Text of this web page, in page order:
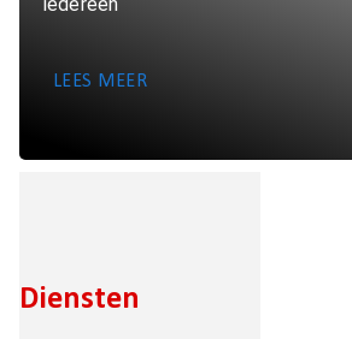
LEES MEER
Diensten